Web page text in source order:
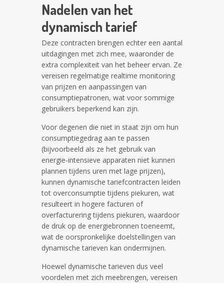
Nadelen van het
dynamisch tarief
Deze contracten brengen echter een aantal
uitdagingen met zich mee, waaronder de
extra complexiteit van het beheer ervan. Ze
vereisen regelmatige realtime monitoring
van prijzen en aanpassingen van
consumptiepatronen, wat voor sommige
gebruikers beperkend kan zijn.
Voor degenen die niet in staat zijn om hun
consumptiegedrag aan te passen
(bijvoorbeeld als ze het gebruik van
energie-intensieve apparaten niet kunnen
plannen tijdens uren met lage prijzen),
kunnen dynamische tariefcontracten leiden
tot overconsumptie tijdens piekuren, wat
resulteert in hogere facturen of
overfacturering tijdens piekuren, waardoor
de druk op de energiebronnen toeneemt,
wat de oorspronkelijke doelstellingen van
dynamische tarieven kan ondermijnen.
Hoewel dynamische tarieven dus veel
voordelen met zich meebrengen, vereisen